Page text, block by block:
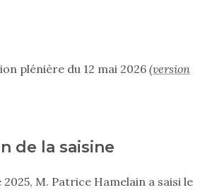
plénière du 12 mai 2026 (version
de la saisine
2025, M. Patrice Hamelain a saisi le